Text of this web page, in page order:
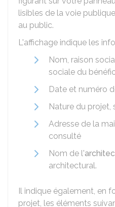
lisibles de la voie
au public.
L'affichage indique les
Nom, raison
sociale du
Date et numéro
Nature du projet,
Adresse de la
consulté
Nom de l'
architectural.
Il indique également, en
projet, les éléments